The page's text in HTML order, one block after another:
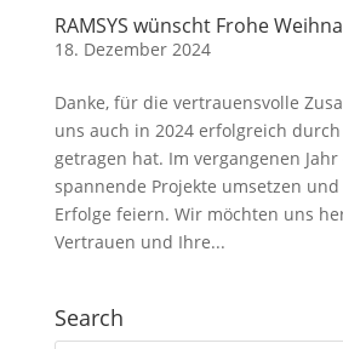
RAMSYS wünscht Frohe
18. Dezember 2024
Danke, für die vertrauensvolle
uns auch in 2024 erfolgreich durch
getragen hat. Im vergangenen
spannende Projekte umsetzen
Erfolge feiern. Wir möchten uns
Vertrauen und Ihre...
Search